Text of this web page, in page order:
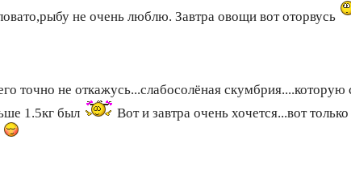
не очень люблю. Завтра овощи вот оторвусь
точно не откажусь...слабосолёная
1.5кг был
Вот и завтра очень хочется...вот